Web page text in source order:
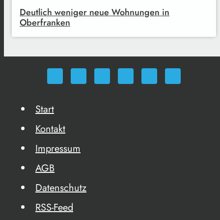
Deutlich weniger neue Wohnungen in
Oberfranken
Start
Kontakt
Impressum
AGB
Datenschutz
RSS-Feed